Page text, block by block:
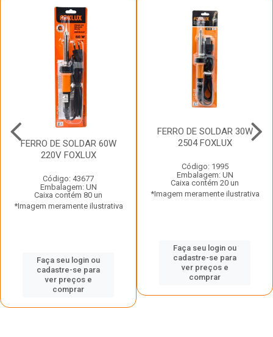
FERRO DE SOLDAR 60W
220V FOXLUX
Código: 43677
Embalagem: UN
Caixa contém 80 un
*Imagem meramente ilustrativa
Faça seu login ou
cadastre-se para
ver preços e
comprar
FERRO DE SOLDAR 30W
2504 FOXLUX
Código: 1995
Embalagem: UN
Caixa contém 20 un
*Imagem meramente ilustrativa
Faça seu login ou
cadastre-se para
ver preços e
comprar